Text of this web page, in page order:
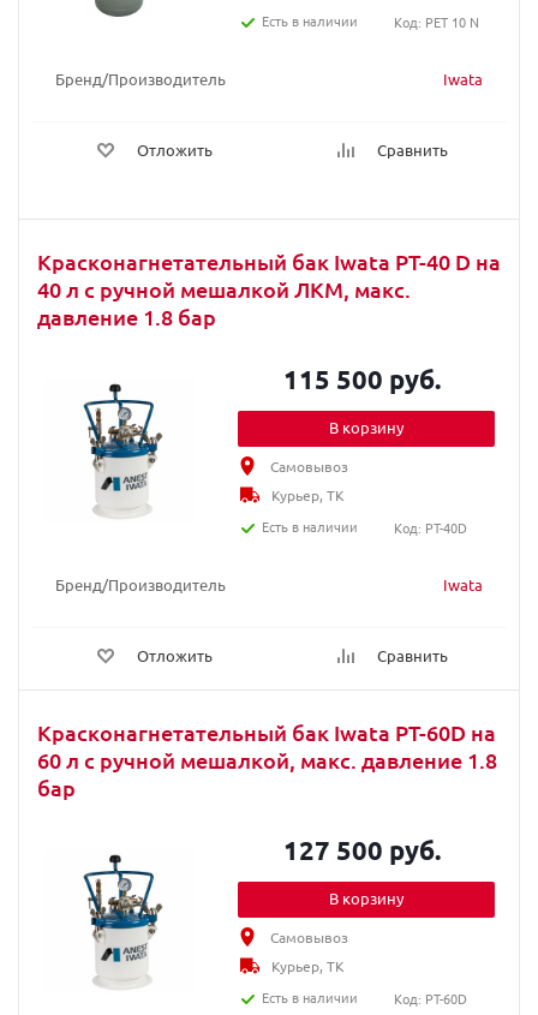
Бренд/Производитель Iwata
Отложить Сравнить
Есть в наличии
Код: PET 10 N
Красконагнетательный бак Iwata PT-40 D на
40 л с ручной мешалкой ЛКМ, макс.
давление 1.8 бар
Бренд/Производитель Iwata
Отложить Сравнить
115 500 руб.
В корзину
Самовывоз
Курьер, ТК
Есть в наличии
Код: PT-40D
Красконагнетательный бак Iwata PT-60D на
60 л с ручной мешалкой, макс. давление 1.8
бар
127 500 руб.
В корзину
Самовывоз
Курьер, ТК
Есть в наличии
Код: PT-60D